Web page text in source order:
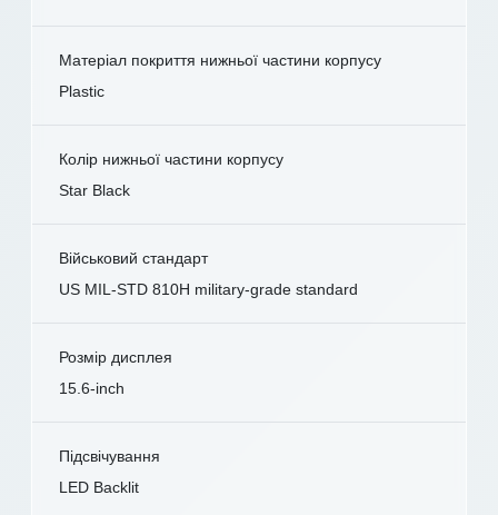
Матеріал покриття нижньої частини корпусу
Plastic
Колір нижньої частини корпусу
Star Black
Військовий стандарт
US MIL-STD 810H military-grade standard
Розмір дисплея
15.6-inch
Підсвічування
LED Backlit